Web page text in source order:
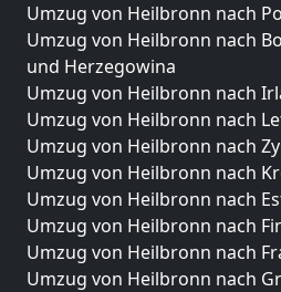
Umzug von Heilbronn nach
Umzug von Heilbronn nach
und Herzegowina
Umzug von Heilbronn nach
Umzug von Heilbronn nach
Umzug von Heilbronn nach
Umzug von Heilbronn nach
Umzug von Heilbronn nach
Umzug von Heilbronn nach
Umzug von Heilbronn nach
Umzug von Heilbronn nach